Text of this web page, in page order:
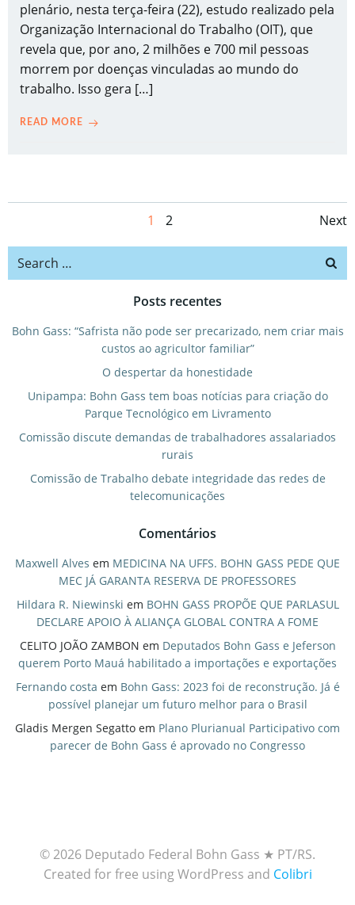
plenário, nesta terça-feira (22), estudo realizado pela
Organização Internacional do Trabalho (OIT), que
revela que, por ano, 2 milhões e 700 mil pessoas
morrem por doenças vinculadas ao mundo do
trabalho. Isso gera […]
READ MORE
navigation
Page
1 Page
2
Next
Search
Posts recentes
Bohn Gass: “Safrista não pode ser precarizado, nem criar mais
custos ao agricultor familiar”
O despertar da honestidade
Unipampa: Bohn Gass tem boas notícias para criação do
Parque Tecnológico em Livramento
Comissão discute demandas de trabalhadores assalariados
rurais
Comissão de Trabalho debate integridade das redes de
telecomunicações
Comentários
Maxwell Alves em MEDICINA NA UFFS. BOHN GASS PEDE QUE
MEC JÁ GARANTA RESERVA DE PROFESSORES
Hildara R. Niewinski em BOHN GASS PROPÕE QUE PARLASUL
DECLARE APOIO À ALIANÇA GLOBAL CONTRA A FOME
CELITO JOÃO ZAMBON em Deputados Bohn Gass e Jeferson
querem Porto Mauá habilitado a importações e exportações
Fernando costa em Bohn Gass: 2023 foi de reconstrução. Já é
possível planejar um futuro melhor para o Brasil
Gladis Mergen Segatto em Plano Plurianual Participativo com
parecer de Bohn Gass é aprovado no Congresso
© 2026 Deputado Federal Bohn Gass ★ PT/RS.
Created for free using WordPress and Colibri